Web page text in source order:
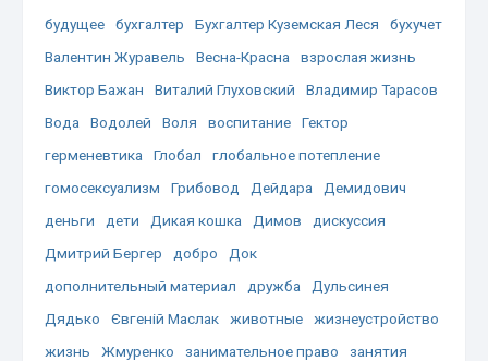
будущее
бухгалтер Бухгалтер Куземская Леся
бухучет
Валентин Журавель
Весна-Красна
взрослая жизнь
Виктор Бажан
Виталий Глуховский
Владимир Тарасов
Вода
Водолей Воля воспитание
Гектор
герменевтика
Глобал
глобальное потепление
гомосексуализм
Грибовод Дейдара
Демидович
деньги
дети Дикая кошка Димов
дискуссия
Дмитрий Бергер
добро
Док
дополнительный материал
дружба
Дульсинея
Дядько
Євгеній Маслак животные
жизнеустройство
жизнь
Жмуренко занимательное право
занятия